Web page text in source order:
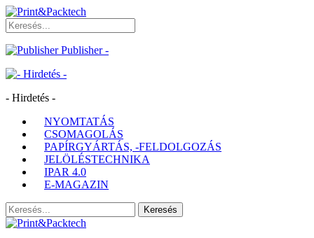
Publisher -
- Hirdetés -
NYOMTATÁS
CSOMAGOLÁS
PAPÍRGYÁRTÁS, -FELDOLGOZÁS
JELÖLÉSTECHNIKA
IPAR 4.0
E-MAGAZIN